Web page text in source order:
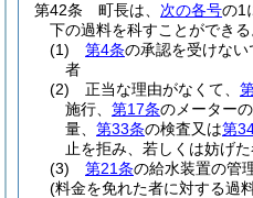
第42条
町長は、 次の各号の1
下の過料を科すことができる
(1)
第4条の承認を受けな
者
(2)
正当な理由がなくて、
施行、 第17条のメーターの
量、 第33条の検査又は第
止を拒み、若しくは妨げ
(3)
第21条の給水装置の管
(料金を免れた者に対する過